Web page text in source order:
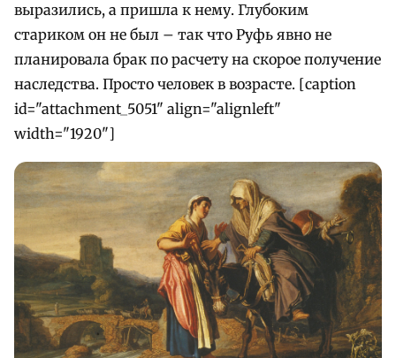
выразились, а пришла к нему. Глубоким
стариком он не был – так что Руфь явно не
планировала брак по расчету на скорое получение
наследства. Просто человек в возрасте. [caption
id="attachment_5051" align="alignleft"
width="1920"]